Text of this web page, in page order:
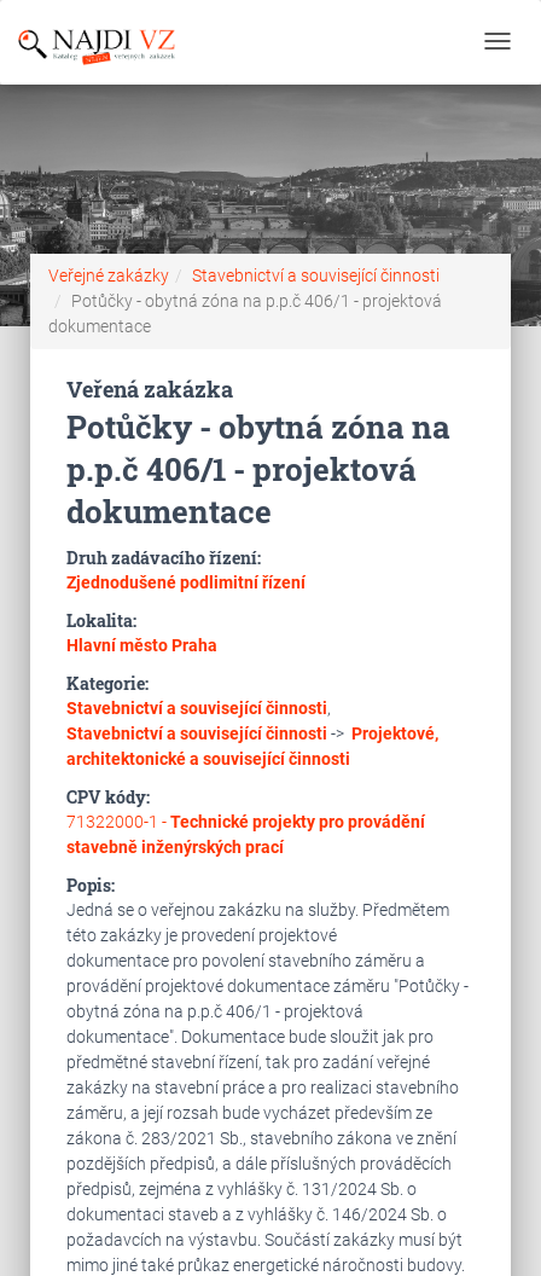
Veřejné zakázky
Stavebnictví a související činnosti
Potůčky - obytná zóna na p.p.č 406/1 - projektová
dokumentace
Veřená zakázka
Potůčky - obytná zóna na
p.p.č 406/1 - projektová
dokumentace
Druh zadávacího řízení:
Zjednodušené podlimitní řízení
Lokalita:
Hlavní město Praha
Kategorie:
Stavebnictví a související činnosti,
Stavebnictví a související činnosti -> Projektové,
architektonické a související činnosti
CPV kódy:
71322000-1 -Technické projekty pro provádění
stavebně inženýrských prací
Popis:
Jedná se o veřejnou zakázku na služby. Předmětem
této zakázky je provedení projektové
dokumentace pro povolení stavebního záměru a
provádění projektové dokumentace záměru "Potůčky -
obytná zóna na p.p.č 406/1 - projektová
dokumentace". Dokumentace bude sloužit jak pro
předmětné stavební řízení, tak pro zadání veřejné
zakázky na stavební práce a pro realizaci stavebního
záměru, a její rozsah bude vycházet především ze
zákona č. 283/2021 Sb., stavebního zákona ve znění
pozdějších předpisů, a dále příslušných prováděcích
předpisů, zejména z vyhlášky č. 131/2024 Sb. o
dokumentaci staveb a z vyhlášky č. 146/2024 Sb. o
požadavcích na výstavbu. Součástí zakázky musí být
mimo jiné také průkaz energetické náročnosti budovy.